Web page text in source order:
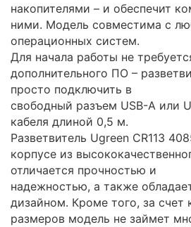
накопителями – и обеспечит
ними. Модель совместима с
операционных систем.
Для начала работы не
дополнительного ПО –
просто подключить в
свободный разъем USB-A или
кабеля длиной 0,5 м.
Разветвитель Ugreen CR113
корпусе из
отличается прочностью и
надежностью, а также
дизайном. Кроме того, за счет
размеров модель не займет